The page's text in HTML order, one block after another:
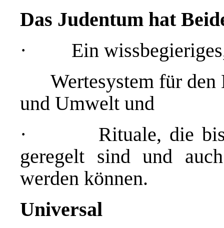
Das Judentum hat
· Ein wissbegieriges,
Wertesystem für den
und Umwelt und
· Rituale, die bis in
geregelt sind und
werden können.
Universal